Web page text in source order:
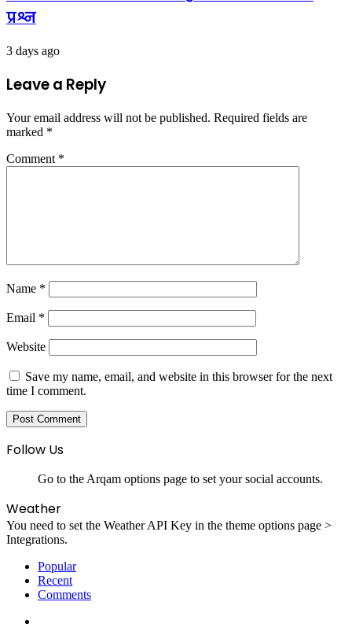
प्रश्न
3 days ago
Leave a Reply
Your email address will not be published. Required fields are
marked *
Comment *
Name *
Email *
Website
Save my name, email, and website in this browser for the next
time I comment.
Follow Us
Go to the Arqam options page to set your social accounts.
Weather
You need to set the Weather API Key in the theme options page >
Integrations.
Popular
Recent
Comments